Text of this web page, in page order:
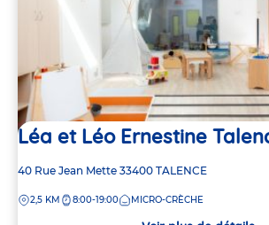
Léa et Léo Ernestine
Adresse
la
40 Rue Jean Mette 33400 TALENCE
DISTANCE
2,5 KM 8:00-19:00 MICRO-CRÈCHE